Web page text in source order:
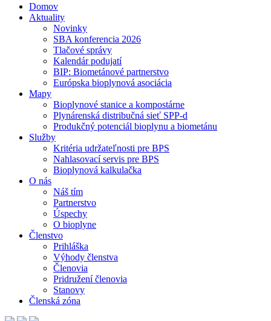
Domov
Aktuality
Novinky
SBA konferencia 2026
Tlačové správy
Kalendár podujatí
BIP: Biometánové partnerstvo
Európska bioplynová asociácia
Mapy
Bioplynové stanice a kompostárne
Plynárenská distribučná sieť SPP-d
Produkčný potenciál bioplynu a biometánu
Služby
Kritéria udržateľnosti pre BPS
Nahlasovací servis pre BPS
Bioplynová kalkulačka
O nás
Náš tím
Partnerstvo
Úspechy
O bioplyne
Členstvo
Prihláška
Výhody členstva
Členovia
Pridružení členovia
Stanovy
Členská zóna